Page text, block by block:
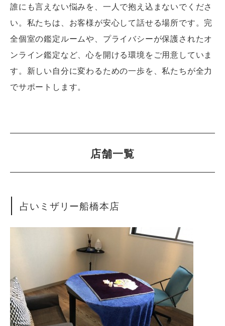
誰にも言えない悩みを、一人で抱え込まないでくださ
い。私たちは、お客様が安心して話せる場所です。完
全個室の鑑定ルームや、プライバシーが保護されたオ
ンライン鑑定など、心を開ける環境をご用意していま
す。新しい自分に変わるための一歩を、私たちが全力
でサポートします。
店舗一覧
占いミザリー船橋本店